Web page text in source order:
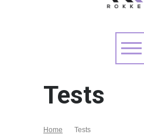
Tests
Home Tests